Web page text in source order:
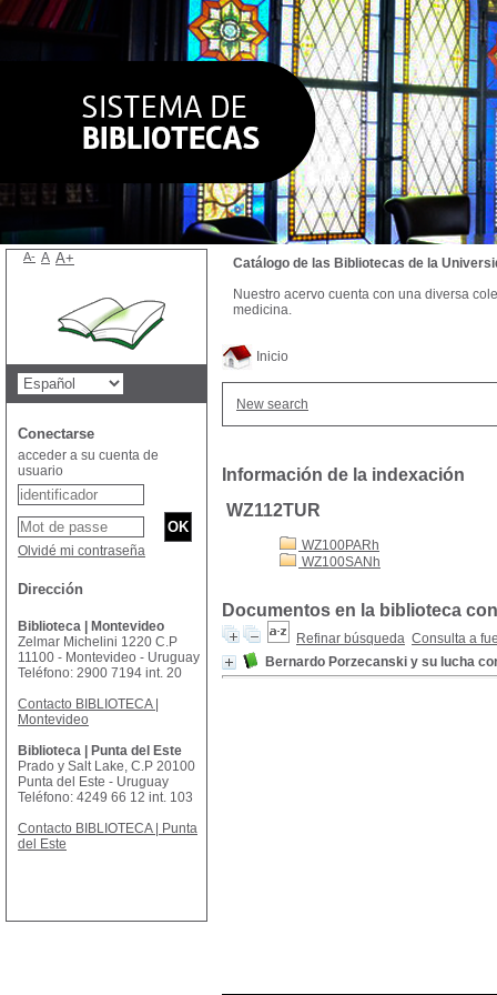
Inicio
New search
Información de la indexación
WZ112TUR
WZ100PARh
WZ100SANh
Documentos en la biblioteca
Refinar búsqueda Consulta a
Bernardo Porzecanski y su lucha
Catálogo de las Bibliotecas de la
Nuestro acervo cuenta con una diversa
medicina.
A- A A+
Conectarse
acceder a su cuenta de
usuario
Olvidé mi contraseña
Dirección
Biblioteca | Montevideo
Zelmar Michelini 1220 C.P
11100 - Montevideo - Uruguay
Teléfono: 2900 7194 int. 20
Contacto BIBLIOTECA |
Montevideo
Biblioteca | Punta del Este
Prado y Salt Lake, C.P 20100
Punta del Este - Uruguay
Teléfono: 4249 66 12 int. 103
Contacto BIBLIOTECA | Punta
del Este